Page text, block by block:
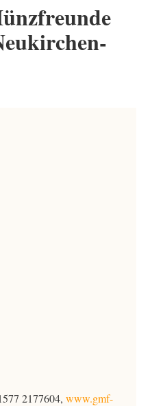
2177604, www.gmf-